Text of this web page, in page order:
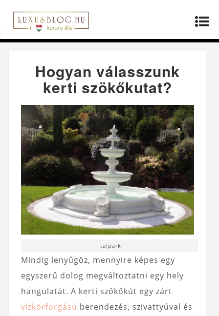
Kezdőlap»Életmód
Hogyan válasszunk kerti
szökőkutat?
Hogyan válasszunk
kerti szökőkutat?
Italpark
Mindig lenyűgöz, mennyire képes egy
egyszerű dolog megváltoztatni egy hely
hangulatát. A kerti szökőkút egy zárt
vízkörforgású berendezés, szivattyúval és